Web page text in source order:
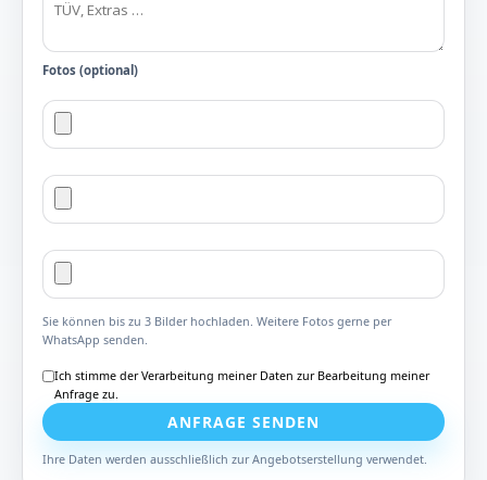
Fotos (optional)
Sie können bis zu 3 Bilder hochladen. Weitere Fotos gerne per
WhatsApp senden.
Ich stimme der Verarbeitung meiner Daten zur Bearbeitung meiner
Anfrage zu.
ANFRAGE SENDEN
Ihre Daten werden ausschließlich zur Angebotserstellung verwendet.